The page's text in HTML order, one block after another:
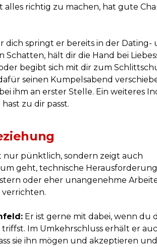
richtig zu machen, hat gute
dich springt er bereits in der Dating-
Schatten, hält dir die Hand bei
begibt sich mit dir zum
seinen Kumpelsabend
ihm an erster Stelle. Ein weiteres
hast zu dir passt.
nur pünktlich, sondern zeigt auch
geht, technische
oder eher unangenehme
Er ist gerne mit dabei, wenn du
Im Umkehrschluss erhält er
sie ihn mögen und akzeptieren